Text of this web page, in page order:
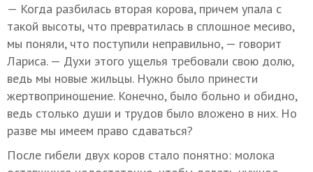
— Когда разбилась вторая корова, причем упала с
такой высоты, что превратилась в сплошное месиво,
мы поняли, что поступили неправильно, — говорит
Лариса. — Духи этого ущелья требовали свою долю,
ведь мы новые жильцы. Нужно было принести
жертвоприношение. Конечно, было больно и обидно,
ведь столько души и трудов было вложено в них. Но
разве мы имеем право сдаваться?
После гибели двух коров стало понятно: молока